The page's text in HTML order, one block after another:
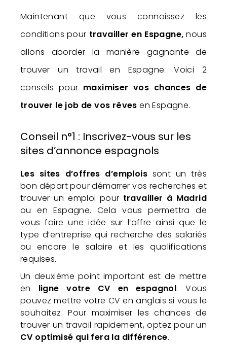
Maintenant que vous connaissez les
conditions pour travailler en Espagne, nous
allons aborder la manière gagnante de
trouver un travail en Espagne. Voici 2
conseils pour maximiser vos chances de
trouver le job de vos rêves en Espagne.
Conseil n°1 : Inscrivez-vous sur les
sites d’annonce espagnols
Les sites d’offres d’emplois sont un très
bon départ pour démarrer vos recherches et
trouver un emploi pour travailler à Madrid
ou en Espagne. Cela vous permettra de
vous faire une idée sur l’offre ainsi que le
type d’entreprise qui recherche des salariés
ou encore le salaire et les qualifications
requises.
Un deuxième point important est de mettre
en ligne votre CV en espagnol. Vous
pouvez mettre votre CV en anglais si vous le
souhaitez. Pour maximiser les chances de
trouver un travail rapidement, optez pour un
CV optimisé qui fera la différence.